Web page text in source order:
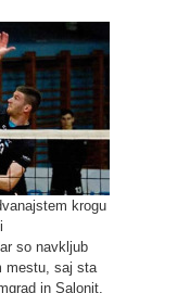
krogu
so navkljub
mestu, saj sta
in Salonit,